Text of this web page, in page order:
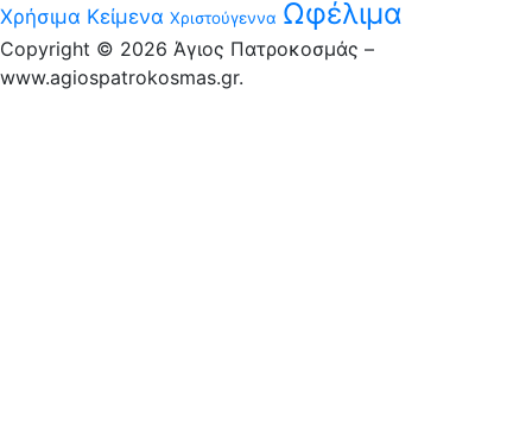
Χρήσιμα Κείμενα Χριστούγεννα Ωφέλιμα
Copyright © 2026 Άγιος Πατροκοσμάς –
www.agiospatrokosmas.gr.